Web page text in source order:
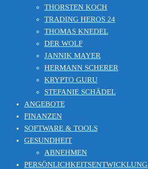
THORSTEN KOCH
TRADING HEROS 24
THOMAS KNEDEL
DER WOLF
JANNIK MAYER
HERMANN SCHERER
KRYPTO GURU
STEFANIE SCHÄDEL
ANGEBOTE
FINANZEN
SOFTWARE & TOOLS
GESUNDHEIT
ABNEHMEN
PERSÖNLICHKEITSENTWICKLUNG